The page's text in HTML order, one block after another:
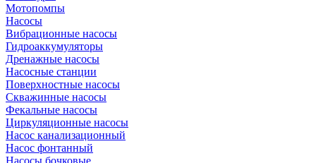
Мотопомпы
Насосы
Вибрационные насосы
Гидроаккумуляторы
Дренажные насосы
Насосные станции
Поверхностные насосы
Скважинные насосы
Фекальные насосы
Циркуляционные насосы
Насос канализационный
Насос фонтанный
Насосы бочковые